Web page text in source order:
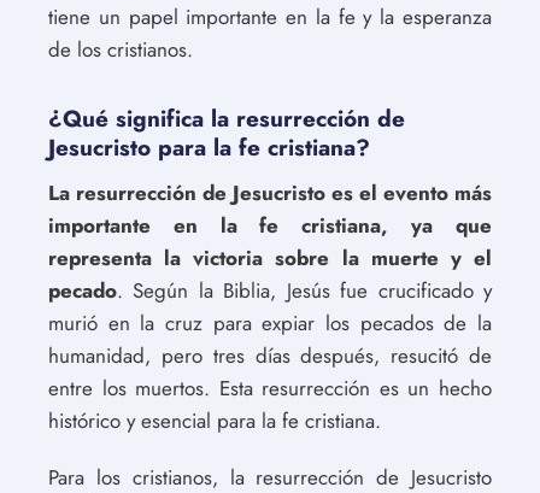
tiene un papel importante en la fe y la esperanza
de los cristianos.
¿Qué significa la resurrección de
Jesucristo para la fe cristiana?
La resurrección de Jesucristo es el evento más
importante en la fe cristiana, ya que
representa la victoria sobre la muerte y el
pecado. Según la Biblia, Jesús fue crucificado y
murió en la cruz para expiar los pecados de la
humanidad, pero tres días después, resucitó de
entre los muertos. Esta resurrección es un hecho
histórico y esencial para la fe cristiana.
Para los cristianos, la resurrección de Jesucristo